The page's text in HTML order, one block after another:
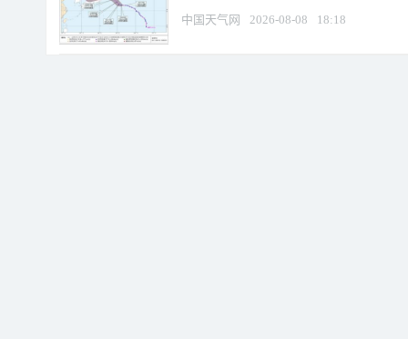
中国天气网 2026-08-08 18:18